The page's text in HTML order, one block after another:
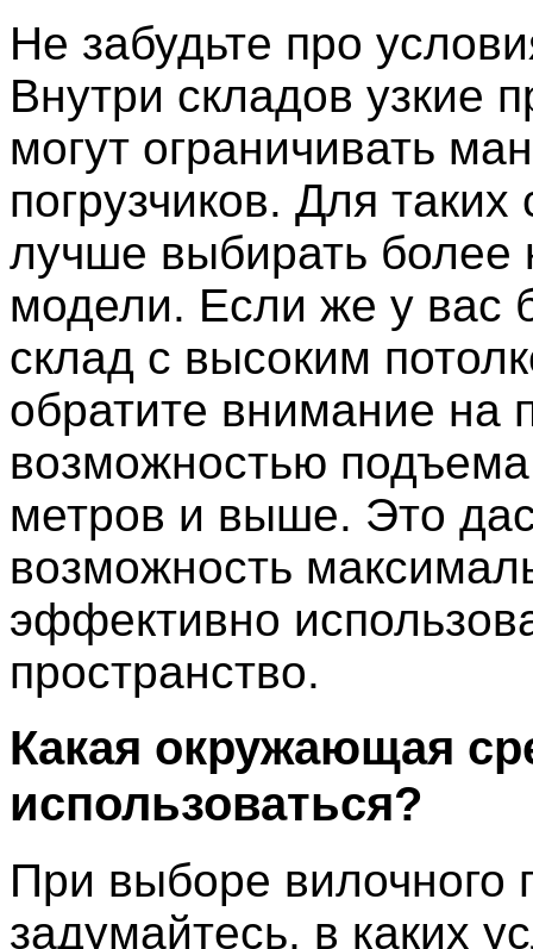
Не забудьте про
Внутри складов узкие
могут ограничивать
погрузчиков. Для таких
лучше выбирать более
модели. Если же у вас
склад с высоким
обратите внимание на
возможностью
метров и выше. Это
возможность
эффективно
пространство.
Какая окружающая
использоваться?
При выборе вилочного
задумайтесь, в каких